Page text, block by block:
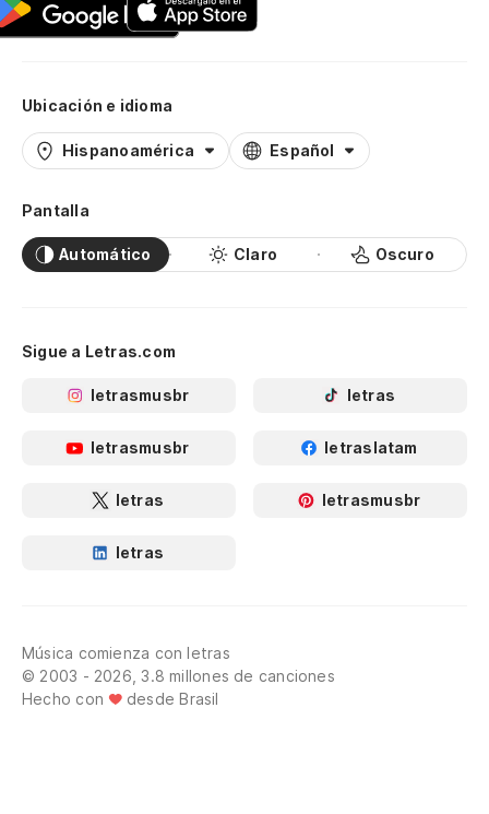
Ubicación e idioma
Hispanoamérica Español
Pantalla
Automático Claro Oscuro
Sigue a Letras.com
letrasmusbr letras
letrasmusbr letraslatam
letras letrasmusbr
letras
Música comienza con letras
© 2003 - 2026, 3.8 millones de canciones
Hecho con
desde Brasil